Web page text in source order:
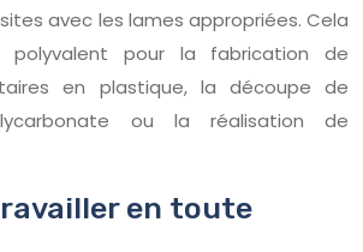
avec les lames appropriées. Cela
pour la fabrication de
en plastique, la découpe de
ou la réalisation de
en toute